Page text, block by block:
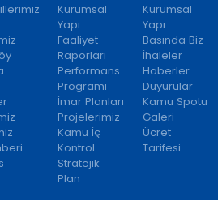
Kurumsal
Yapı
Faaliyet
Raporları
Performans
Programı
İmar Planları
Projelerimiz
Kamu İç
Kontrol
Stratejik
Plan
Kurumsal
Yapı
Basında Biz
İhaleler
Haberler
Duyurular
Kamu Spotu
Galeri
Ücret
Tarifesi